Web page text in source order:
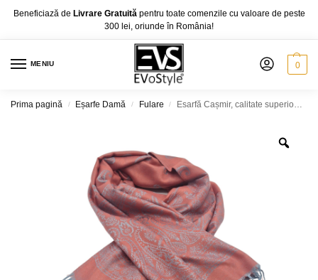
Beneficiază de Livrare Gratuită pentru toate comenzile cu valoare de peste
300 lei, oriunde în România!
MENIU 0
Prima pagină / Eșarfe Damă / Fulare / Esarfă Cașmir, calitate superioară, model LX15-A, 180 x 70 cm, diferite culori